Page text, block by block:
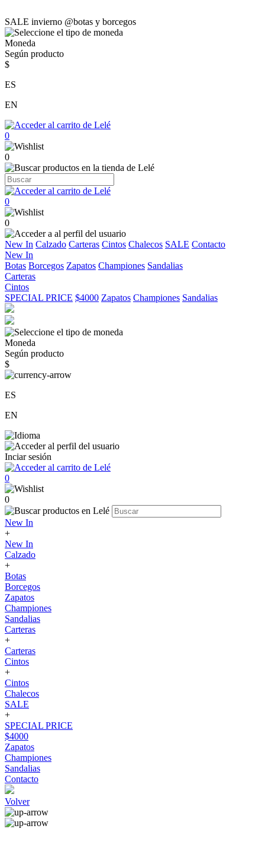
SALE invierno @botas y borcegos
Moneda
Según producto
$
ES
EN
0
0
0
0
New In Calzado Carteras Cintos Chalecos SALE Contacto
New In
Botas Borcegos Zapatos Championes Sandalias
Carteras
Cintos
SPECIAL PRICE $4000 Zapatos Championes Sandalias
Moneda
Según producto
$
ES
EN
Inciar sesión
0
0
New In
+
New In
Calzado
+
Botas
Borcegos
Zapatos
Championes
Sandalias
Carteras
+
Carteras
Cintos
+
Cintos
Chalecos
SALE
+
SPECIAL PRICE
$4000
Zapatos
Championes
Sandalias
Contacto
Volver